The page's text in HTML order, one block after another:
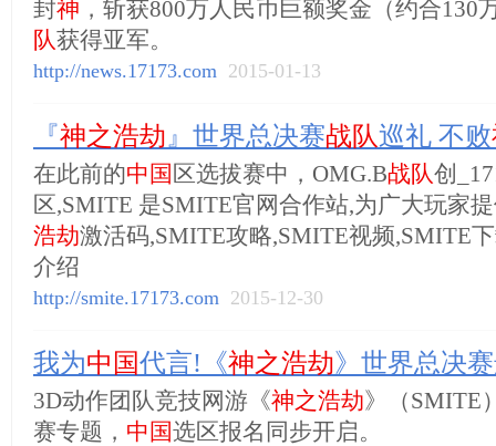
封神 ，斩获800万人民币巨额奖金（约合130
队获得亚军。
http://news.17173.com 2015-01-13
『神之浩劫 』世界总决赛战队巡礼 不败
在此前的中国 区选拔赛中，OMG.B战队创
区,SMITE 是SMITE官网合作站,为广大玩家
浩劫激活码,SMITE攻略,SMITE视频,SMITE
介绍
http://smite.17173.com 2015-12-30
我为中国代言!《神之浩劫》世界总决
3D动作团队竞技网游《神之浩劫》（SMITE
赛专题， 中国选区报名同步开启。